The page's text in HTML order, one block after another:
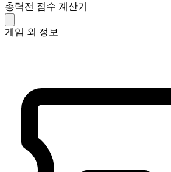
총력전 점수 계산기
게임 외 정보